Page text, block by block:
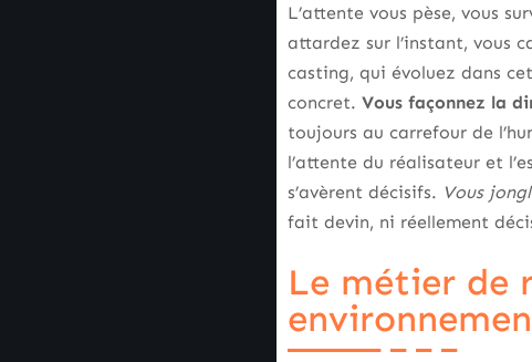
L’attente vous pèse, vous
attardez sur l’instant, vous
casting, qui évoluez dans
concret. Vous façonnez la
toujours au carrefour de
l’attente du réalisateur et
s’avèrent décisifs. Vous
fait devin, ni réellement
Le métier de